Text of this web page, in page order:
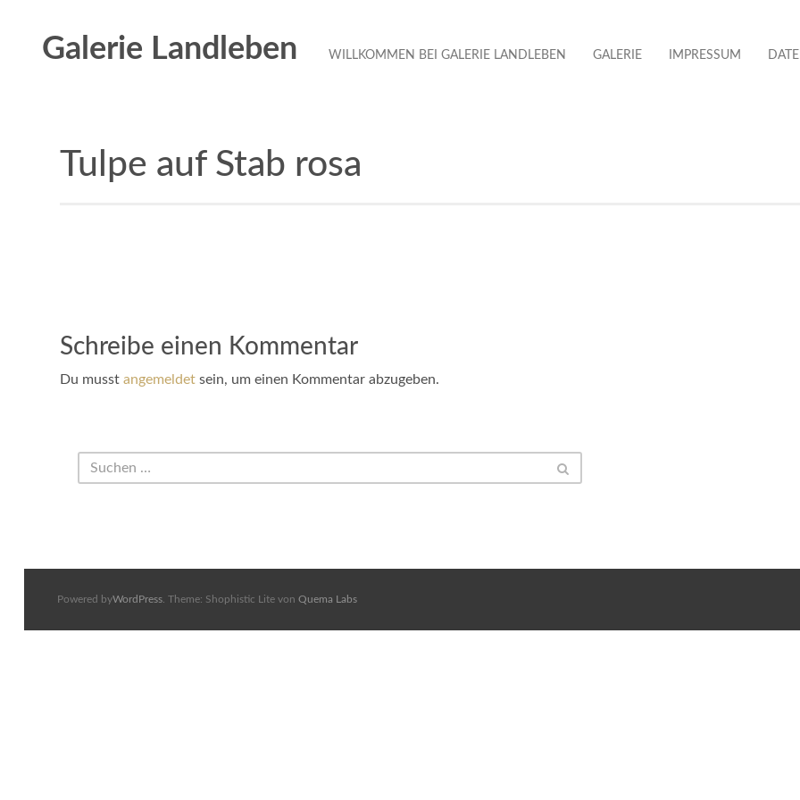
Galerie Landleben WILLKOMMEN BEI GALERIE LANDLEBEN GALERIE IMPRESSUM
Tulpe auf Stab rosa
Schreibe einen Kommentar
Du musst angemeldetsein, um einen Kommentar abzugeben.
Powered byWordPress. Theme: Shophistic Lite von Quema Labs